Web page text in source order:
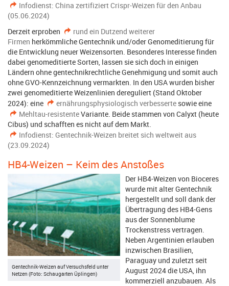
Infodienst: China zertifiziert Crispr-Weizen für den Anbau
(05.06.2024)
Derzeit erproben
rund ein Dutzend weiterer
Firmen herkömmliche Gentechnik und/oder Genomeditierung für
die Entwicklung neuer Weizensorten. Besonderes Interesse finden
dabei genomeditierte Sorten, lassen sie sich doch in einigen
Ländern ohne gentechnikrechtliche Genehmigung und somit auch
ohne GVO-Kennzeichnung vermarkten. In den USA wurden bisher
zwei genomeditierte Weizenlinien dereguliert (Stand Oktober
2024): eine
ernährungsphysiologisch verbesserte sowie eine
Mehltau-resistenteVariante. Beide stammen von Calyxt (heute
Cibus) und schafften es nicht auf dem Markt.
Infodienst: Gentechnik-Weizen breitet sich weltweit aus
(23.09.2024)
HB4-Weizen – Keim des Anstoßes
Gentechnik-Weizen auf Versuchsfeld unter
Netzen (Foto: Schaugarten Üplingen)
Der HB4-Weizen von Bioceres
wurde mit alter Gentechnik
hergestellt und soll dank der
Übertragung des HB4-Gens
aus der Sonnenblume
Trockenstress vertragen.
Neben Argentinien erlauben
inzwischen Brasilien,
Paraguay und zuletzt seit
August 2024 die USA, ihn
kommerziell anzubauen. Als